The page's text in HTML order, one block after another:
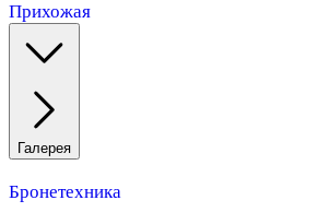
Прихожая
Галерея
Бронетехника